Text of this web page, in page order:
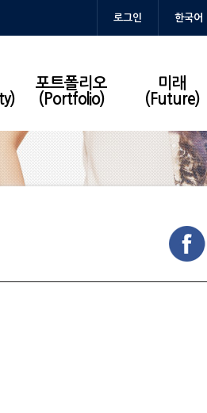
로그인 한국어
포트폴리오
(Portfolio)
미래
(Future)